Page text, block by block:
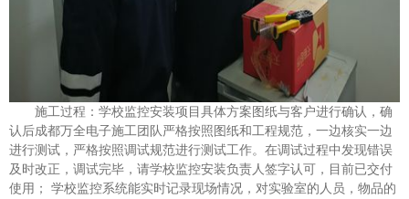
施工过程：学校监控安装项目具体方案图纸与客户进行确认，确
认后成都万全电子施工团队严格按照图纸和工程规范，一边核实一边
进行测试，严格按照调试规范进行测试工作。在调试过程中发现错误
及时改正，调试完毕，请学校监控安装负责人签字认可，目前已交付
使用； 学校监控系统能实时记录现场情况，对实验室的人员，物品的